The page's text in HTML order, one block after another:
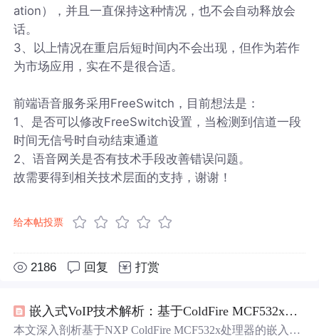
ation），并且一直保持这种情况，也不会自动释放会
话。
3、以上情况在重启后短时间内不会出现，但作为若作
为市场应用，实在不是很合适。
前端语音服务采用FreeSwitch，目前想法是：
1、是否可以修改FreeSwitch设置，当检测到信道一段
时间无信号时自动结束通道
2、语音网关是否有技术手段改善错误问题。
故需要得到相关技术层面的支持，谢谢！
给本帖投票
2186 回复 打赏
嵌入式VoIP技术解析：基于ColdFire MCF532x的工业语音通信方案
本文深入剖析基于NXP ColdFire MCF532x处理器的嵌入式